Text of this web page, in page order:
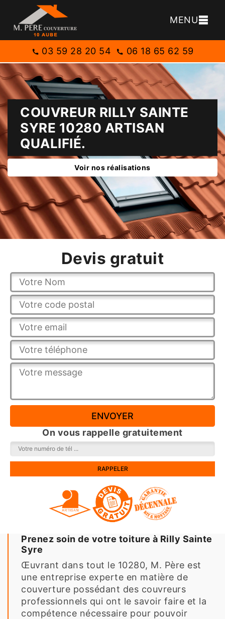
MENU
03 59 28 20 54 06 18 65 62 59
COUVREUR RILLY SAINTE
SYRE 10280 ARTISAN
QUALIFIÉ.
Voir nos réalisations
Devis gratuit
On vous rappelle gratuitement
Prenez soin de votre toiture à Rilly Sainte
Syre
Œuvrant dans tout le 10280, M. Père est
une entreprise experte en matière de
couverture possédant des couvreurs
professionnels qui ont le savoir faire et la
compétence nécessaire pour pouvoir